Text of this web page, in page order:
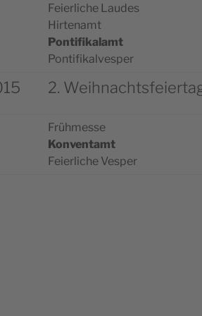
Fei­er­lic­he Laudes
Hirtenamt
Pon­tifi­ka­lamt
Pontifikalvesper
2.
Frühmes­se
Kon­ven­tamt
Fei­er­lic­he Vesper